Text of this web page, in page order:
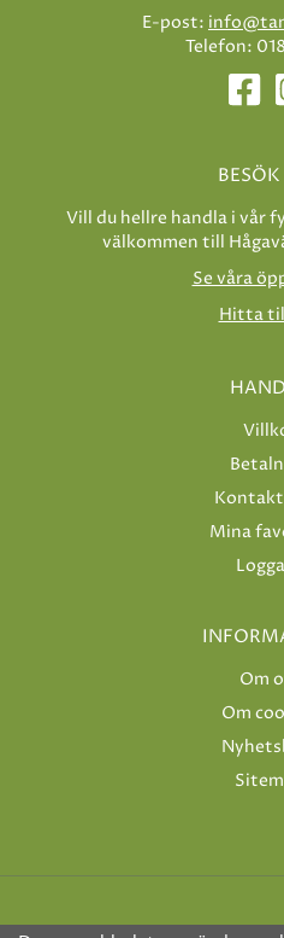
E-post:
Telefon:
BESÖK
Vill du hellre handla i vår
välkommen till
Se våra
Hitta
Mina
Om
Om